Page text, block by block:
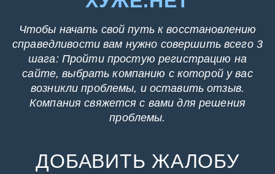
Чтобы начать свой путь к восстановлению
справедливости вам нужно совершить всего 3
шага: Пройти простую регистрацию на
сайте, выбрать компанию с которой у вас
возникли проблемы, и оставить отзыв.
Компания свяжется с вами для решения
проблемы.
ДОБАВИТЬ ЖАЛОБУ